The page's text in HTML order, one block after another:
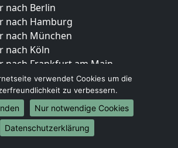
nach Berlin
nach Hamburg
nach München
nach Köln
nach Frankfurt am Main
nach Stuttgart
nach Düsseldorf
nach Leipzig
nach Dortmund
nach Essen
verwendet Cookies um die
zu verbessern.
Nur notwendige Cookies
Datenschutzerklärung